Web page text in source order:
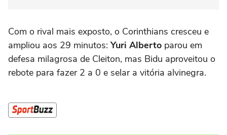
Com o rival mais exposto, o Corinthians cresceu e
ampliou aos 29 minutos:Yuri Alberto parou em
defesa milagrosa de Cleiton, mas Bidu aproveitou o
rebote para fazer 2 a 0 e selar a vitória alvinegra.